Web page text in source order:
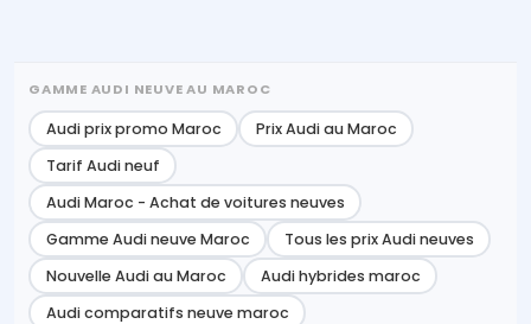
GAMME AUDI NEUVE AU MAROC
Audi prix promo Maroc
Prix Audi au Maroc
Tarif Audi neuf
Audi Maroc - Achat de voitures neuves
Gamme Audi neuve Maroc
Tous les prix Audi neuves
Nouvelle Audi au Maroc
Audi hybrides maroc
Audi comparatifs neuve maroc